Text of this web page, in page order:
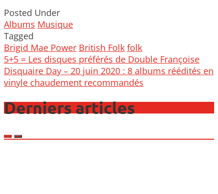
Posted Under
Albums Musique
Tagged
Brigid Mae Power British Folk folk
Post
navigation
5+5 = Les disques préférés de Double Françoise
Disquaire Day – 20 juin 2020 : 8 albums réédités en
vinyle chaudement recommandés
Derniers articles